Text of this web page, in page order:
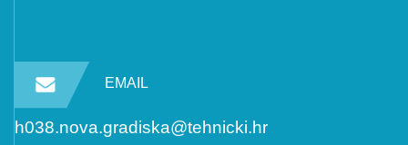
EMAIL
h038.nova.gradiska@tehnicki.hr